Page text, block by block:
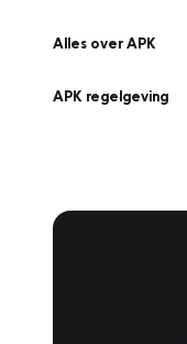
Alles over APK
APK regelgeving